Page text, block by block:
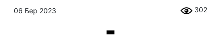
06 Бер 2023 302